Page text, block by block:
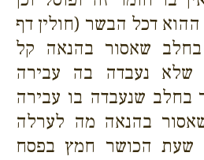
ההוא דכל הבשר (חולין דף
שאסור בהנאה קל
שלא נעבדה בה עבירה
בחלב שנעבדה בו עבירה
שאסור בהנאה מה לערלה
שעת הכושר חמץ בפסח